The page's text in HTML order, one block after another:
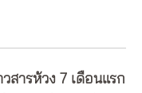
สารห้วง 7 เดือนแรก